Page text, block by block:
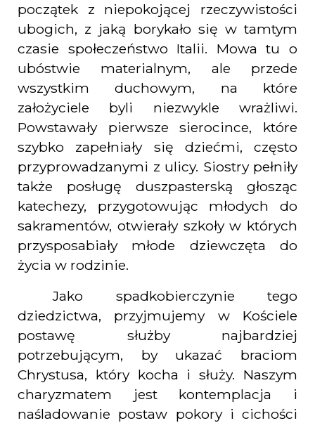
początek z niepokojącej rzeczywistości
ubogich, z jaką borykało się w tamtym
czasie społeczeństwo Italii. Mowa tu o
ubóstwie materialnym, ale przede
wszystkim duchowym, na które
założyciele byli niezwykle wrażliwi.
Powstawały pierwsze sierocince, które
szybko zapełniały się dziećmi, często
przyprowadzanymi z ulicy. Siostry pełniły
także posługę duszpasterską głosząc
katechezy, przygotowując młodych do
sakramentów, otwierały szkoły w których
przysposabiały młode dziewczęta do
życia w rodzinie.
Jako spadkobierczynie tego
dziedzictwa, przyjmujemy w Kościele
postawę służby najbardziej
potrzebującym, by ukazać braciom
Chrystusa, który kocha i służy. Naszym
charyzmatem jest kontemplacja i
naśladowanie postaw pokory i cichości